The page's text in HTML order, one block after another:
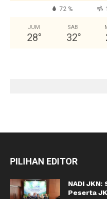
72 %
JUM
28°
SAB
32°
PILIHAN EDITOR
NADI
Peserta